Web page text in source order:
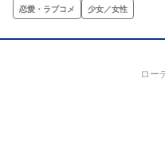
するほどかわいい～～～
れるの～～～!?
恋愛・ラブコメ 少女／女性
ロー